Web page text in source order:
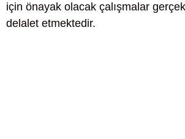
için önayak olacak çalışmalar
delalet etmektedir.